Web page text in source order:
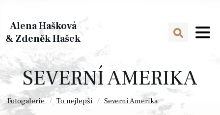
Alena Hašková
& Zdeněk Hašek
SEVERNÍ AMERIKA
Fotogalerie To nejlepší Severní Amerika